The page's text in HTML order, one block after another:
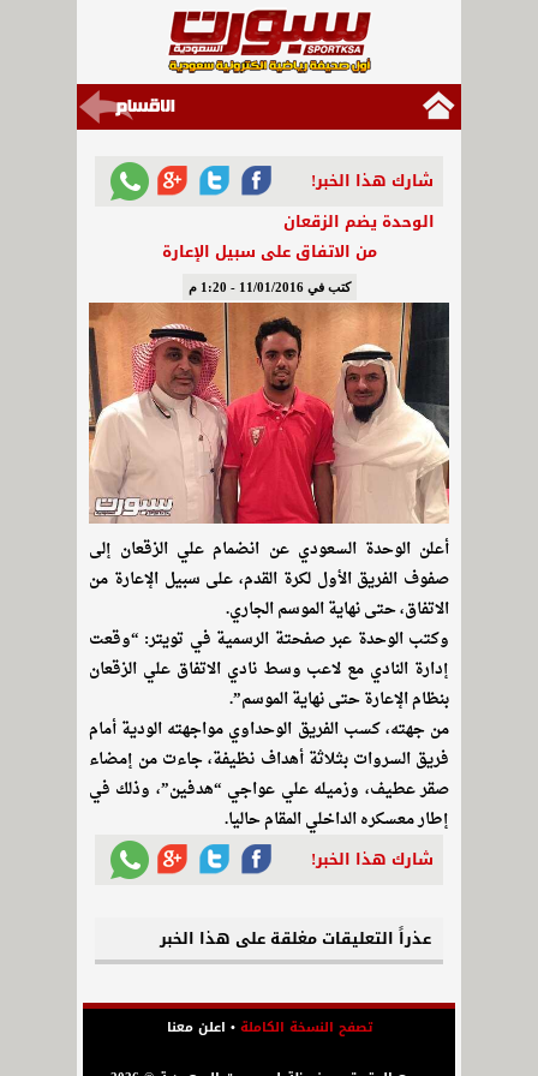
شارك هذا الخبر!
الوحدة يضم الزقعان
من الاتفاق على سبيل الإعارة
كتب في 11/01/2016 - 1:20 م
أعلن الوحدة السعودي عن انضمام علي الزقعان إلى
صفوف الفريق الأول لكرة القدم، على سبيل الإعارة من
الاتفاق، حتى نهاية الموسم الجاري.
وكتب الوحدة عبر صفحتة الرسمية في تويتر: “وقعت
إدارة النادي مع لاعب وسط نادي الاتفاق علي الزقعان
بنظام الإعارة حتى نهاية الموسم”.
من جهته، كسب الفريق الوحداوي مواجهته الودية أمام
فريق السروات بثلاثة أهداف نظيفة، جاءت من إمضاء
صقر عطيف، وزميله علي عواجي “هدفين”، وذلك في
إطار معسكره الداخلي المقام حاليا.
شارك هذا الخبر!
عذراً التعليقات مغلقة على هذا الخبر
تصفح النسخة الكاملة• اعلن معنا